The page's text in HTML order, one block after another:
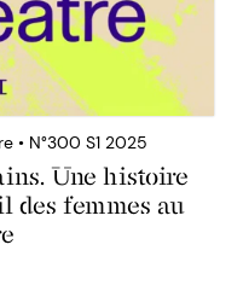
• N°300 S1 2025
Une histoire
des femmes au